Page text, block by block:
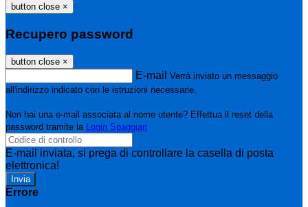
button close ×
Recupero password
button close ×
E-mail Verrà inviato un messaggio
all'indirizzo indicato con le istruzioni necessarie.
Non hai una e-mail associata al nome utente? Effettua il reset della
password tramite la Login Spaggiari
E-mail inviata, si prega di controllare la casella di posta
elettronica!
Errore